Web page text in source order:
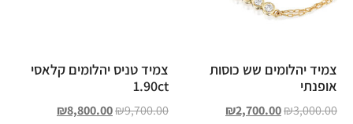
צמיד יהלומים שש כוסות
אופנתי
₪3,000.00
₪2,700.00
צמיד טניס יהלומים קלאסי
1.90ct
₪9,700.00
₪8,800.00